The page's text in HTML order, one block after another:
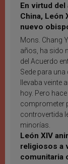
En virtud
China, León
nuevo
Mons. Chang
años, ha sido
del Acuerdo
Sede para
llevaba
hoy. Pero
comprometer
controvertida
minorías.
León XIV
religiosos a
comunitaria